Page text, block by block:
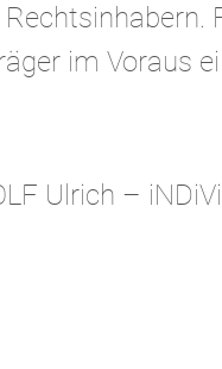
im Voraus
Ulrich –